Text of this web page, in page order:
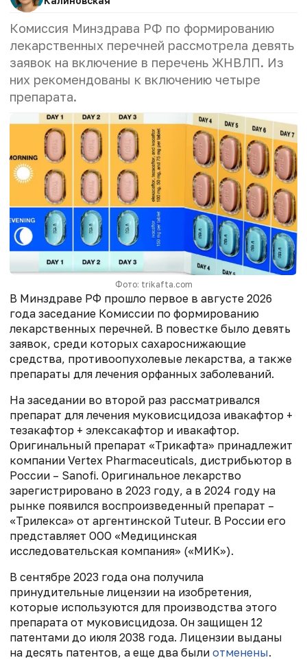
Комиссия Минздрава РФ по формированию
лекарственных перечней рассмотрела девять
заявок на включение в перечень ЖНВЛП. Из
них рекомендованы к включению четыре
препарата.
Фото: trikafta.com
В Минздраве РФ прошло первое в августе 2026
года заседание Комиссии по формированию
лекарственных перечней. В повестке было девять
заявок, среди которых сахароснижающие
средства, противоопухолевые лекарства, а также
препараты для лечения орфанных заболеваний.
На заседании во второй раз рассматривался
препарат для лечения муковисцидоза ивакафтор +
тезакафтор + элексакафтор и ивакафтор.
Оригинальный препарат «Трикафта» принадлежит
компании Vertex Pharmaceuticals, дистрибьютор в
России – Sanofi. Оригинальное лекарство
зарегистрировано в 2023 году, а в 2024 году на
рынке появился воспроизведенный препарат –
«Трилекса» от аргентинской Tuteur. В России его
представляет ООО «Медицинская
исследовательская компания» («МИК»).
В сентябре 2023 года она получила
принудительные лицензии на изобретения,
которые используются для производства этого
препарата от муковисцидоза. Он защищен 12
патентами до июля 2038 года. Лицензии выданы
на десять патентов, а еще два были отменены.